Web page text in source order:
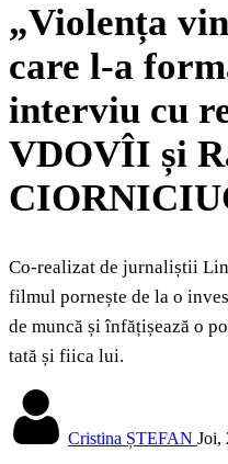
„Violența
care l-a
interviu cu
VDOVÎI și
Co-realizat de jurnaliștii
filmul pornește de la o
de muncă și înfățișează o
tată și fiica lui.
Cristina ȘTEFAN Joi,